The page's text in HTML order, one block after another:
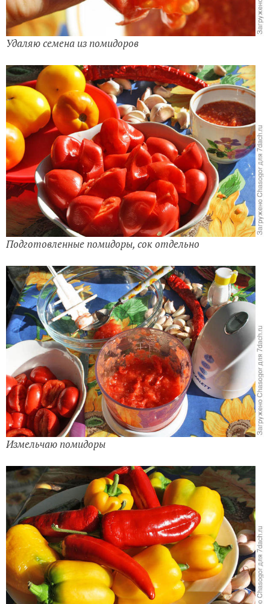
Удаляю семена из помидоров
Подготовленные помидоры, сок отдельно
Измельчаю помидоры